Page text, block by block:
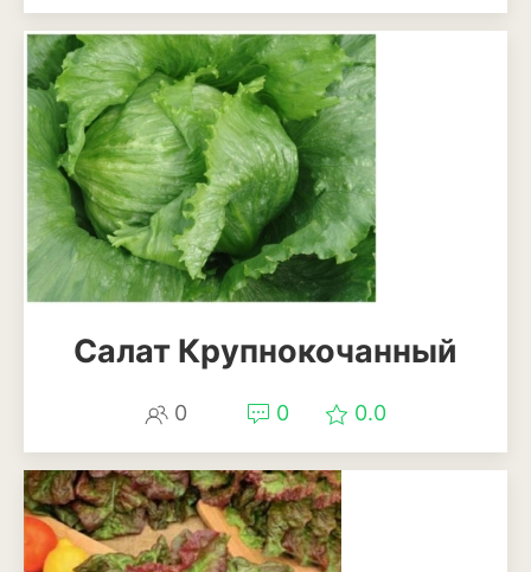
Салат Крупнокочанный
0 0 0.0